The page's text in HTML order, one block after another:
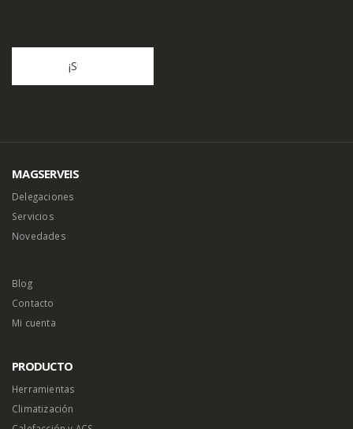
MAGSERVEIS
Delegaciones
Servicios
Novedades
Blog
Contacto
Mi cuenta
PRODUCTO
Herramientas
Climatización